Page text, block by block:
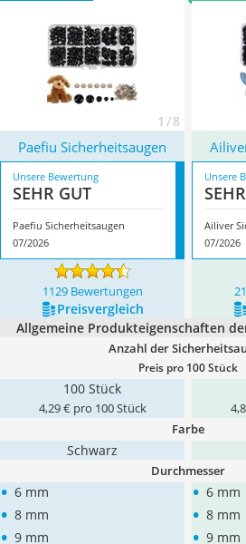
kuscheln kann. Überzeugt hat uns
besonders das Modell
Paefiu
Eigenschaften.
1 / 8
Paefiu Sicherheitsaugen
Unsere Bewertung
SEHR GUT
Paefiu Sicherheitsaugen
07/2026
Unsere
Ailiver
07/2026
1129 Bewertungen
Preis­vergleich
Allgemeine Produkteigenschaften
Anzahl der
Preis pro 100 Stück
100 Stück
4,29 € pro 100 Stück
Farbe
Schwarz
Durchmesser
• 6 mm
• 8 mm
• 9 mm
• 6 mm
• 8 mm
• 9 mm